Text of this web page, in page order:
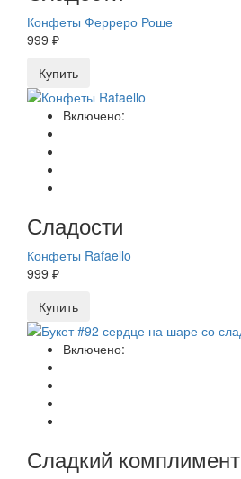
Конфеты Ферреро Роше
999 ₽
Купить
Включено:
Сладости
Конфеты Rafaello
999 ₽
Купить
Включено:
Сладкий комплимент